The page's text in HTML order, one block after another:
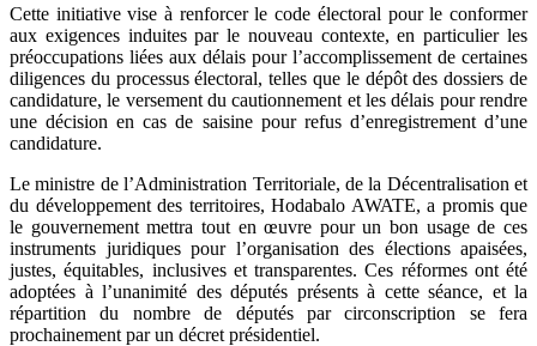
Cette initiative vise à renforcer le code électoral pour le conformer
aux exigences induites par le nouveau contexte, en particulier les
préoccupations liées aux délais pour l’accomplissement de certaines
diligences du processus électoral, telles que le dépôt des dossiers de
candidature, le versement du cautionnement et les délais pour rendre
une décision en cas de saisine pour refus d’enregistrement d’une
candidature.
Le ministre de l’Administration Territoriale, de la Décentralisation et
du développement des territoires, Hodabalo AWATE, a promis que
le gouvernement mettra tout en œuvre pour un bon usage de ces
instruments juridiques pour l’organisation des élections apaisées,
justes, équitables, inclusives et transparentes. Ces réformes ont été
adoptées à l’unanimité des députés présents à cette séance, et la
répartition du nombre de députés par circonscription se fera
prochainement par un décret présidentiel.